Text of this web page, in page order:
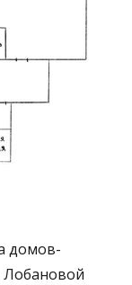
домов-
Лобановой